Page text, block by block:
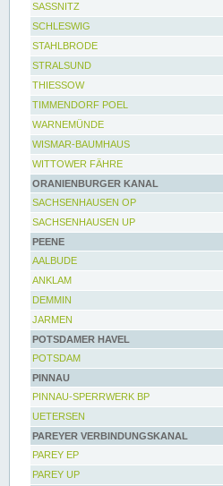
SASSNITZ
SCHLESWIG
STAHLBRODE
STRALSUND
THIESSOW
TIMMENDORF POEL
WARNEMÜNDE
WISMAR-BAUMHAUS
WITTOWER FÄHRE
ORANIENBURGER KANAL
SACHSENHAUSEN OP
SACHSENHAUSEN UP
PEENE
AALBUDE
ANKLAM
DEMMIN
JARMEN
POTSDAMER HAVEL
POTSDAM
PINNAU
PINNAU-SPERRWERK BP
UETERSEN
PAREYER VERBINDUNGSKANAL
PAREY EP
PAREY UP